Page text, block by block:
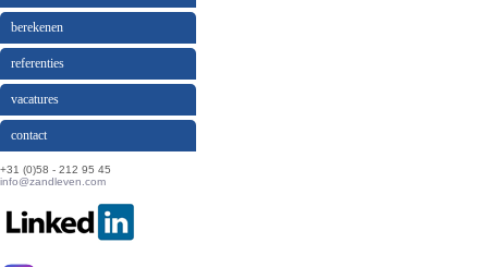
berekenen
referenties
vacatures
contact
+31 (0)58 - 212 95 45
info@zandleven.com